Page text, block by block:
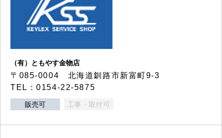
（有）ともやす金物店
〒085-0004 北海道釧路市新富町9-3
TEL：0154-22-5875
販売可 工事・取付可